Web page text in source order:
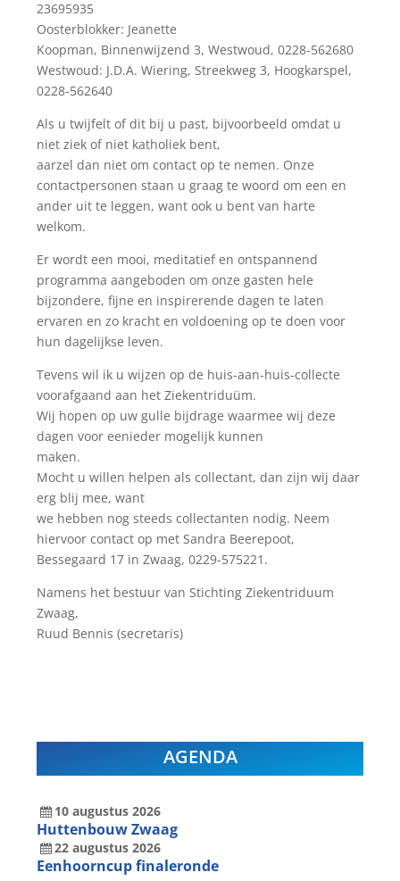
23695935
Oosterblokker: Jeanette
Koopman, Binnenwijzend 3, Westwoud, 0228-562680
Westwoud: J.D.A. Wiering, Streekweg 3, Hoogkarspel,
0228-562640
Als u twijfelt of dit bij u past, bijvoorbeeld omdat u
niet ziek of niet katholiek bent,
aarzel dan niet om contact op te nemen. Onze
contactpersonen staan u graag te woord om een en
ander uit te leggen, want ook u bent van harte
welkom.
Er wordt een mooi, meditatief en ontspannend
programma aangeboden om onze gasten hele
bijzondere, fijne en inspirerende dagen te laten
ervaren en zo kracht en voldoening op te doen voor
hun dagelijkse leven.
Tevens wil ik u wijzen op de huis-aan-huis-collecte
voorafgaand aan het Ziekentriduüm.
Wij hopen op uw gulle bijdrage waarmee wij deze
dagen voor eenieder mogelijk kunnen
maken.
Mocht u willen helpen als collectant, dan zijn wij daar
erg blij mee, want
we hebben nog steeds collectanten nodig. Neem
hiervoor contact op met Sandra Beerepoot,
Bessegaard 17 in Zwaag, 0229-575221.
Namens het bestuur van Stichting Ziekentriduum
Zwaag,
Ruud Bennis (secretaris)
AGENDA
10 augustus 2026
Huttenbouw Zwaag
22 augustus 2026
Eenhoorncup finaleronde